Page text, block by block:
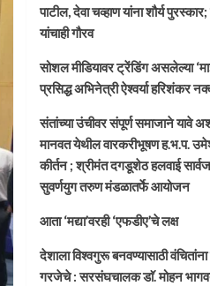
पाटील, देवा चव्हाण यांना शौर्य
यांचाही गौरव
सोशल मीडियावर ट्रेंडिंग असलेल्या
प्रसिद्ध अभिनेत्री ऐश्वर्या हरिशंकर
संतांच्या उंचीवर संपूर्ण समाजाने यावे
मानवत येथील वारकरीभूषण ह.भ.प.
कीर्तन ; श्रीमंत दगडूशेठ हलवाई
सुवर्णयुग तरुण मंडळातर्फे आयोजन
आता ‘मद्या’वरही ‘एफडीए’चे लक्ष
देशाला विश्वगुरू बनवण्यासाठी
गरजेचे : सरसंघचालक डाॅ. मोहन